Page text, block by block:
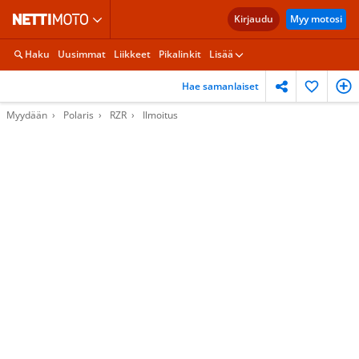
Kirjaudu Myy motosi
Haku Uusimmat Liikkeet Pikalinkit Lisää
Hae samanlaiset
Myydään Polaris RZR Ilmoitus